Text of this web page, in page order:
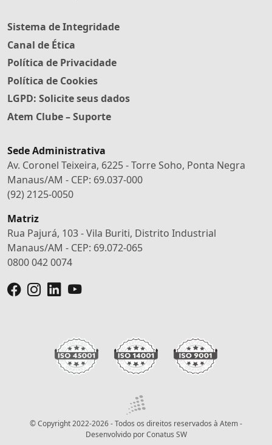
Sistema de Integridade
Canal de Ética
Política de Privacidade
Política de Cookies
LGPD: Solicite seus dados
Atem Clube – Suporte
Sede Administrativa
Av. Coronel Teixeira, 6225 - Torre Soho, Ponta Negra
Manaus/AM - CEP: 69.037-000
(92) 2125-0050
Matriz
Rua Pajurá, 103 - Vila Buriti, Distrito Industrial
Manaus/AM - CEP: 69.072-065
0800 042 0074
© Copyright 2022-2026 - Todos os direitos reservados à Atem -
Desenvolvido porConatus SW